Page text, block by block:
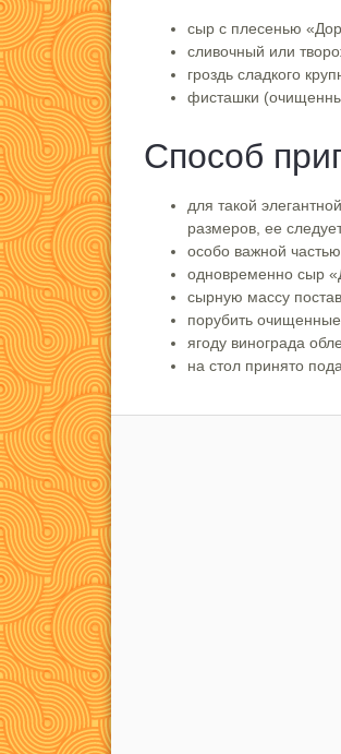
сыр с плесенью
сливочный или
гроздь сладкого
фисташки
Способ
для такой
размеров, ее
особо важной
одновременно сыр
сырную массу
порубить
ягоду винограда
на стол принято